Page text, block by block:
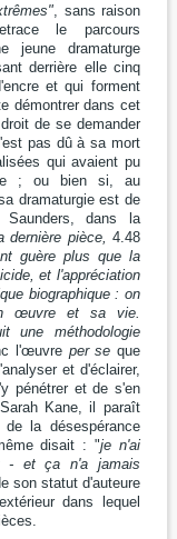
, sans raison
le parcours
jeune dramaturge
derrière elle cinq
et qui forment
démontrer dans cet
de se demander
pas dû à sa mort
qui avaient pu
; ou bien si, au
dramaturgie est de
Saunders, dans la
dernière pièce, 4.48
guère plus que la
et l'appréciation
biographique : on
œuvre et sa vie.
une méthodologie
l'œuvre per se que
et d'éclairer,
pénétrer et de s'en
Kane, il paraît
la désespérance
disait : "je n'ai
- et ça n'a jamais
son statut d'auteure
dans lequel